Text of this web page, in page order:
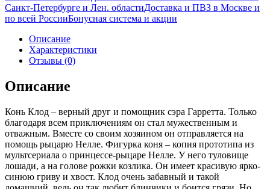
Санкт-Петербурге и Лен. областиДоставка и ПВЗ в Москве и
по всей РоссииБонусная система и акции
Описание
Характеристики
Отзывы (0)
Описание
Конь Клод – верный друг и помощник сэра Гарретта. Только
благодаря всем приключениям он стал мужественным и
отважным. Вместе со своим хозяином он отправляется на
помощь рыцарю Нелле. Фигурка коня – копия прототипа из
мультсериала о принцессе-рыцаре Нелле. У него туловище
лошади, а на голове рожки козлика. Он имеет красивую ярко-
синюю гриву и хвост. Клод очень забавный и такой